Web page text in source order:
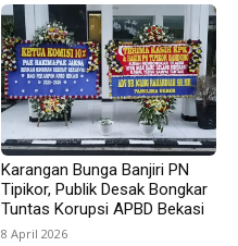
Karangan Bunga Banjiri PN
Tipikor, Publik Desak Bongkar
Tuntas Korupsi APBD Bekasi
8 April 2026